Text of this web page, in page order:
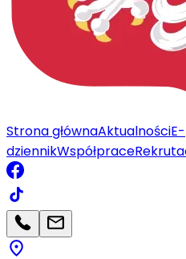
Strona głównaAktualnościE-
dziennikWspółprace